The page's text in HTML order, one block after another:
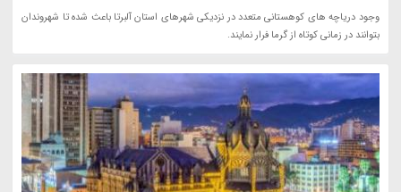
وجود دریاچه های کوهستانی متعدد در نزدیکی شهرهای استان آلبرتا باعث شده تا شهروندان
بتوانند در زمانی کوتاه از گرما فرار نمایند.